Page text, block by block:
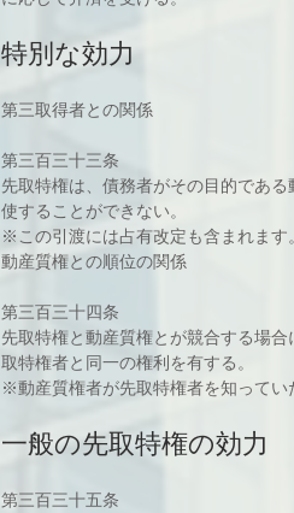
特別な効力
第三取得者との関係
第三百三十三条
先取特権は、債務者がその目的であ
使することができない。
※この引渡には占有改定も含まれます
動産質権との順位の関係
第三百三十四条
先取特権と動産質権とが競合する場
取特権者と同一の権利を有する。
※動産質権者が先取特権者を知ってい
一般の先取特権の効力
第三百三十五条